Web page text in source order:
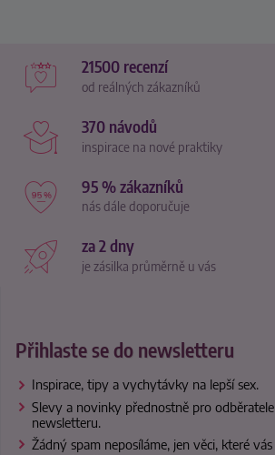
21500 recenzí
od reálných zákazníků
370 návodů
inspirace na nové praktiky
95 % zákazníků
nás dále doporučuje
za 2 dny
je zásilka průměrně u vás
Přihlaste se do newsletteru
Inspirace, tipy a vychytávky na lepší sex.
Slevy a novinky přednostně pro odběratele
newsletteru.
Žádný spam neposíláme, jen věci, které vás